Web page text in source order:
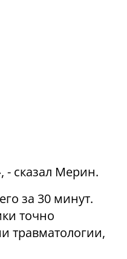
сказал Мерин.
за 30 минут.
точно
травматологии,